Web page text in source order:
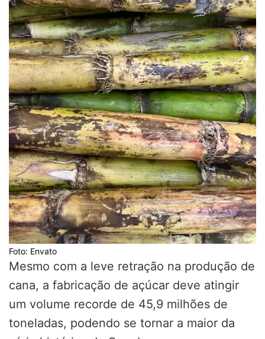
Foto: Envato
Mesmo com a leve retração na produção de
cana, a fabricação de açúcar deve atingir
um volume recorde de 45,9 milhões de
toneladas, podendo se tornar a maior da